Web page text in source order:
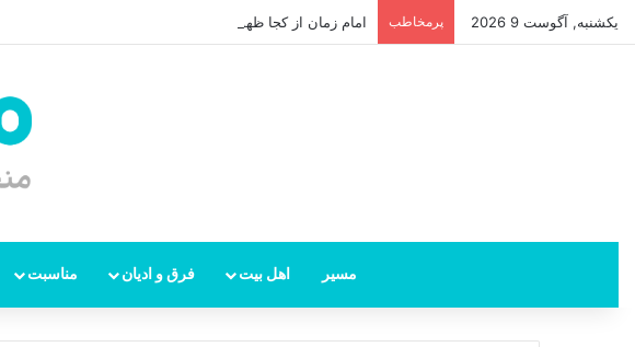
یکشنبه, آگوست 9 2026 پرمخاطب امام زمان از کجا ظهور می‌کند؟ محل ظهور امام زمان، نقشه
مسیر اهل بیت فرق و ادیان مناسبت